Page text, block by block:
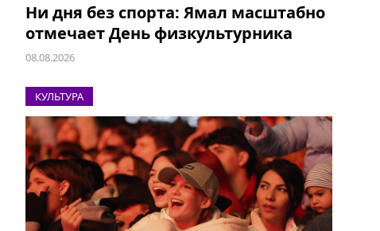
Ни дня без спорта: Ямал масштабно
отмечает День физкультурника
08.08.2026
КУЛЬТУРА